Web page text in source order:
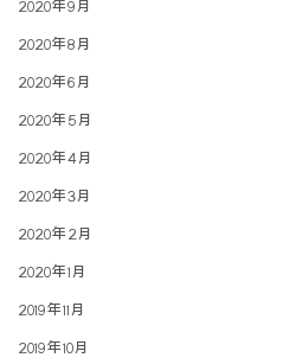
2020年9月
2020年8月
2020年6月
2020年5月
2020年4月
2020年3月
2020年2月
2020年1月
2019年11月
2019年10月